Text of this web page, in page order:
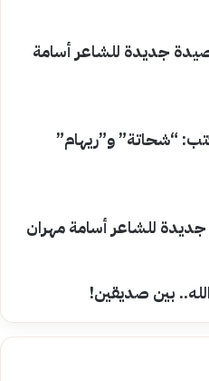
جديدة للشاعر أسامة
“شحاتة” و”ريهام”
للشاعر أسامة مهران
بين صديقين!